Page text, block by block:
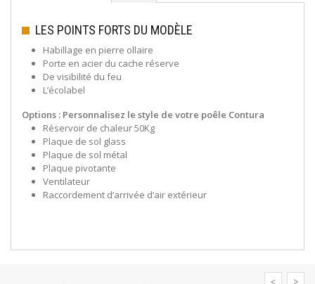
LES POINTS FORTS DU MODÈLE
Habillage en pierre ollaire
Porte en acier du cache réserve
De visibilité du feu
L’écolabel
Options : Personnalisez le style de votre poêle Contura
Réservoir de chaleur 50Kg
Plaque de sol glass
Plaque de sol métal
Plaque pivotante
Ventilateur
Raccordement d’arrivée d’air extérieur